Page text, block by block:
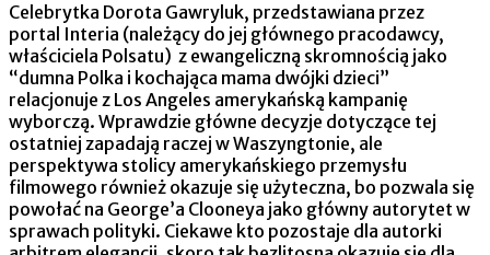
Celebrytka Dorota Gawryluk, przedstawiana przez
portal Interia (należący do jej głównego pracodawcy,
właściciela Polsatu) z ewangeliczną skromnością jako
“dumna Polka i kochająca mama dwójki dzieci”
relacjonuje z Los Angeles amerykańską kampanię
wyborczą. Wprawdzie główne decyzje dotyczące tej
ostatniej zapadają raczej w Waszyngtonie, ale
perspektywa stolicy amerykańskiego przemysłu
filmowego również okazuje się użyteczna, bo pozwala się
powołać na George’a Clooneya jako główny autorytet w
sprawach polityki. Ciekawe kto pozostaje dla autorki